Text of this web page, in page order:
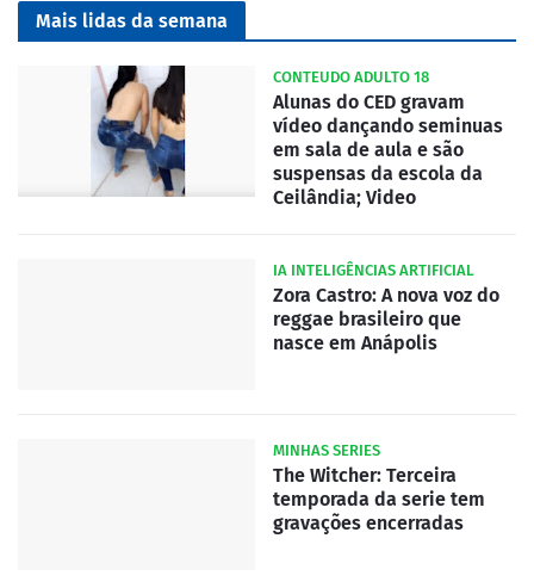
Mais lidas da semana
CONTEUDO ADULTO 18
Alunas do CED gravam
vídeo dançando seminuas
em sala de aula e são
suspensas da escola da
Ceilândia; Video
IA INTELIGÊNCIAS ARTIFICIAL
Zora Castro: A nova voz do
reggae brasileiro que
nasce em Anápolis
MINHAS SERIES
The Witcher: Terceira
temporada da serie tem
gravações encerradas